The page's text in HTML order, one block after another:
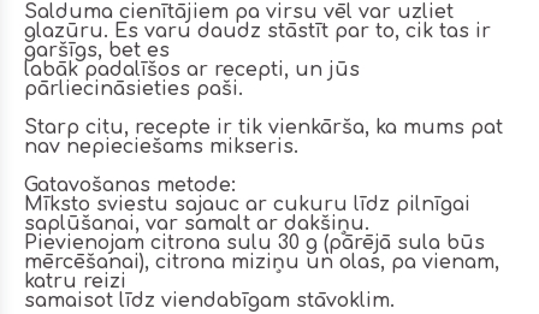
Salduma cienītājiem pa virsu vēl var uzliet
glazūru. Es varu daudz stāstīt par to, cik tas ir
garšīgs, bet es
labāk padalīšos ar recepti, un jūs
pārliecināsieties paši.
Starp citu, recepte ir tik vienkārša, ka mums pat
nav nepieciešams mikseris.
Gatavošanas metode:
Mīksto sviestu sajauc ar cukuru līdz pilnīgai
saplūšanai, var samalt ar dakšiņu.
Pievienojam citrona sulu 30 g (pārējā sula būs
mērcēšanai), citrona miziņu un olas, pa vienam,
katru reizi
samaisot līdz viendabīgam stāvoklim.